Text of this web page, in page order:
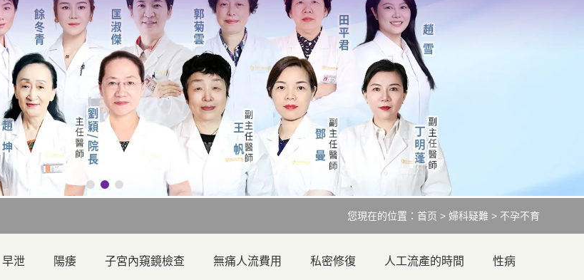
您現在的位置： 首页 > 婦科疑難 > 不孕不育
早泄 陽痿 子宮內窺鏡檢查 無痛人流費用 私密修復 人工流產的時間 性病